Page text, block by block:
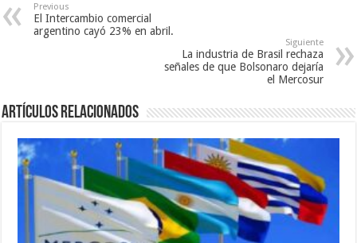
Previous
El Intercambio comercial
argentino cayó 23% en abril.
Siguiente
La industria de Brasil rechaza
señales de que Bolsonaro dejaría
el Mercosur
Artículos relacionados